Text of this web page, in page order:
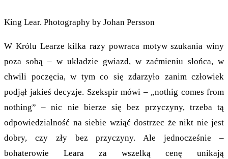
King Lear. Photography by Johan Persson
W Królu Learze kilka razy powraca motyw szukania winy
poza sobą – w układzie gwiazd, w zaćmieniu słońca, w
chwili poczęcia, w tym co się zdarzyło zanim człowiek
podjął jakieś decyzje. Szekspir mówi – „nothig comes from
nothing” – nic nie bierze się bez przyczyny, trzeba tą
odpowiedzialność na siebie wziąć dostrzec że nikt nie jest
dobry, czy zły bez przyczyny. Ale jednocześnie –
bohaterowie Leara za wszelką cenę unikają